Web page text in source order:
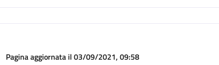
Pagina aggiornata il 03/09/2021, 09:58